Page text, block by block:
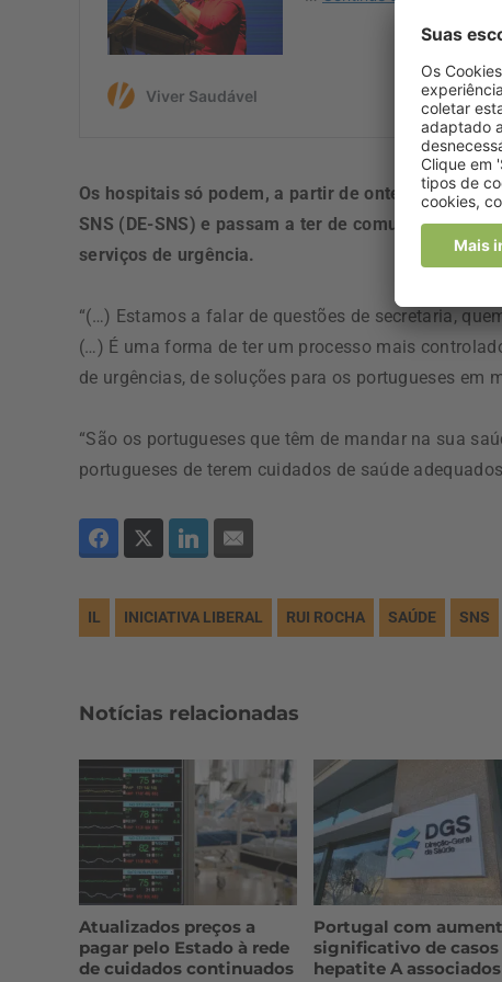
Os hospitais só podem, a partir de ontem, fechar
SNS (DE-SNS) e passam a ter de comunicar
serviços de urgência.
“(…) Estamos a falar de questões de secretaria,
(…) É uma forma de ter um processo mais
de urgências, de soluções para os portugueses em
“São os portugueses que têm de mandar na sua
portugueses de terem cuidados de saúde
IL INICIATIVA LIBERAL RUI ROCHA SAÚDE SNS
Notícias relacionadas
Atualizados preços a
pagar pelo Estado à rede
de cuidados continuados
Portugal com
significativo de casos
hepatite A associados